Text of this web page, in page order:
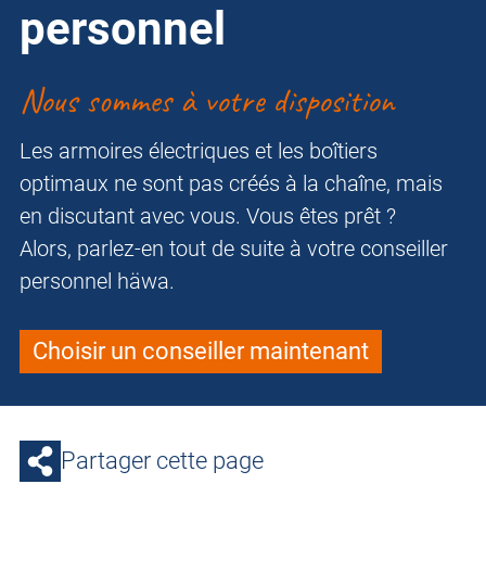
personnel
Nous sommes à votre disposition
Les armoires électriques et les boîtiers
optimaux ne sont pas créés à la chaîne, mais
en discutant avec vous. Vous êtes prêt ?
Alors, parlez-en tout de suite à votre conseiller
personnel häwa.
Choisir un conseiller maintenant
Partager cette page